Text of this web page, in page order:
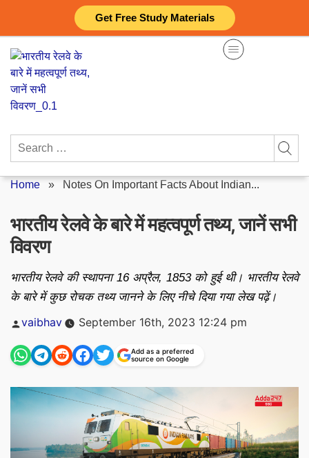
Get Free Study Materials
content
Search
Home » Notes On Important Facts About Indian...
भारतीय रेलवे के बारे में महत्वपूर्ण तथ्य, जानें सभी
विवरण
भारतीय रेलवे की स्थापना 16 अप्रैल, 1853 को हुई थी। भारतीय रेलवे
के बारे में कुछ रोचक तथ्य जानने के लिए नीचे दिया गया लेख पढ़ें।
Posted
vaibhav September 16th, 2023 12:24 pm
Add as a preferred
source on Google